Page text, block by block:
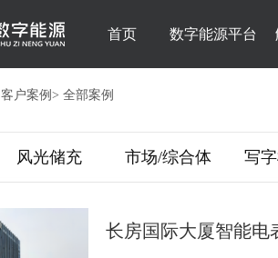
首页 数字能源平台
客户案例 > 全部案例
风光储充 市场/综合体 写
长房国际大厦智能电